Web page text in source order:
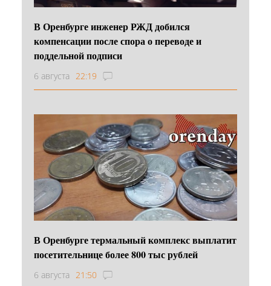
В Оренбурге инженер РЖД добился
компенсации после спора о переводе и
поддельной подписи
6 августа 22:19
В Оренбурге термальный комплекс выплатит
посетительнице более 800 тыс рублей
6 августа 21:50